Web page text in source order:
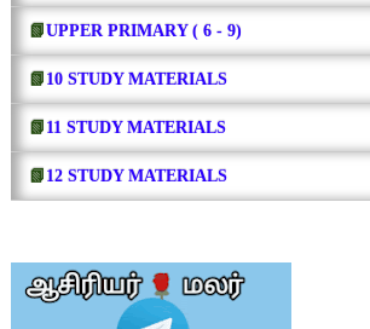
📗UPPER PRIMARY ( 6 - 9)
📗 10 STUDY MATERIALS
📗 11 STUDY MATERIALS
📗 12 STUDY MATERIALS